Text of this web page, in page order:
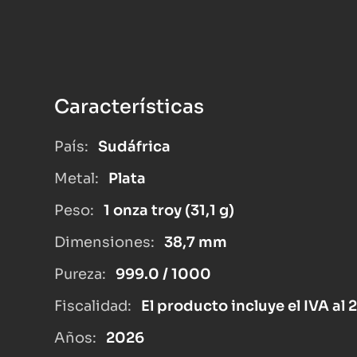
Características
País: Sudáfrica
Metal:
Plata
Peso: 1 onza troy (31,1 g)
Dimensiones: 38,7 mm
Pureza: 999.0 / 1000
Fiscalidad:
El producto incluye el IVA al
Años:
2026